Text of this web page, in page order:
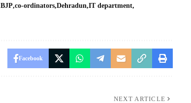
BJP co-ordinators Dehradun IT department
Facebook
NEXT ARTICLE